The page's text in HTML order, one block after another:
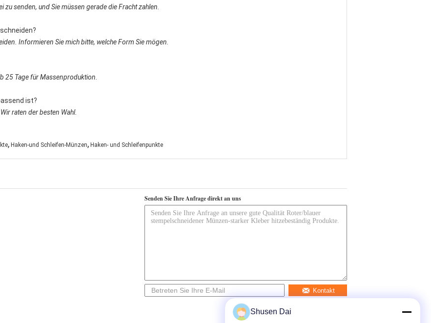
senden, und Sie müssen gerade die Fracht zahlen.
Informieren Sie mich bitte, welche Form Sie mögen.
25 Tage für Massenproduktion.
ist?
raten der besten Wahl.
, Haken-und Schleifen-Münzen, Haken- und Schleifenpunkte
Senden Sie Ihre Anfrage direkt an uns
Kontakt
Shusen Dai